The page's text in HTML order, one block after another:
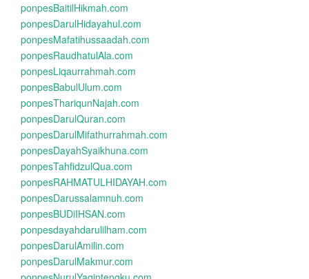
ponpesBaitilHikmah.com
ponpesDarulHidayahul.com
ponpesMafatihussaadah.com
ponpesRaudhatulAla.com
ponpesLiqaurrahmah.com
ponpesBabulUlum.com
ponpesThariqunNajah.com
ponpesDarulQuran.com
ponpesDarulMifathurrahmah.com
ponpesDayahSyaikhuna.com
ponpesTahfidzulQua.com
ponpesRAHMATULHIDAYAH.com
ponpesDarussalamnuh.com
ponpesBUDiIHSAN.com
ponpesdayahdarulilham.com
ponpesDarulAmilin.com
ponpesDarulMakmur.com